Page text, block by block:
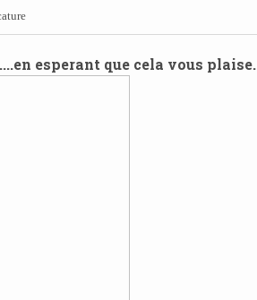
esperant que cela vous plaise.